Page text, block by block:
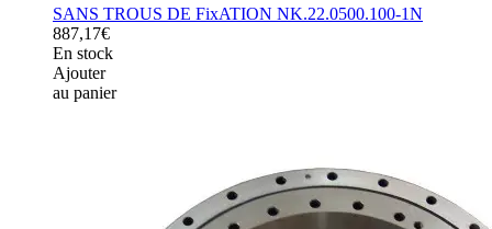
SANS TROUS DE FixATION NK.22.0500.100-1N
887,17€
En stock
Ajouter
au panier